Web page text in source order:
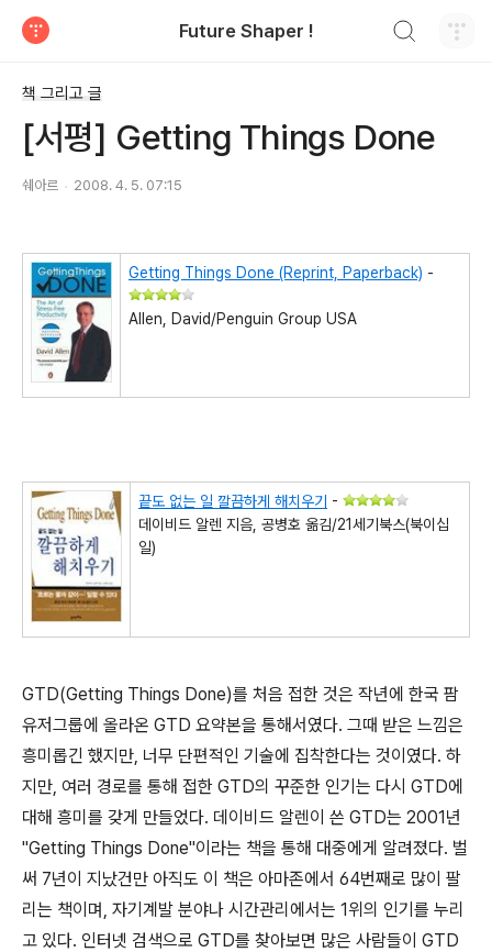
Future Shaper !
책 그리고 글
[서평] Getting Things Done
쉐아르 2008. 4. 5. 07:15
Getting Things Done (Reprint, Paperback) -
Allen, David/Penguin Group USA
끝도 없는 일 깔끔하게 해치우기 -
데이비드 알렌 지음, 공병호 옮김/21세기북스(북이십
일)
GTD(Getting Things Done)를 처음 접한 것은 작년에 한국 팜
유저그룹에 올라온 GTD 요약본을 통해서였다. 그때 받은 느낌은
흥미롭긴 했지만, 너무 단편적인 기술에 집착한다는 것이였다. 하
지만, 여러 경로를 통해 접한 GTD의 꾸준한 인기는 다시 GTD에
대해 흥미를 갖게 만들었다. 데이비드 알렌이 쓴 GTD는 2001년
"Getting Things Done"이라는 책을 통해 대중에게 알려졌다. 벌
써 7년이 지났건만 아직도 이 책은 아마존에서 64번째로 많이 팔
리는 책이며, 자기계발 분야나 시간관리에서는 1위의 인기를 누리
고 있다. 인터넷 검색으로 GTD를 찾아보면 많은 사람들이 GTD